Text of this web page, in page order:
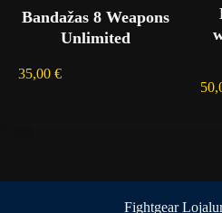
Bandažas 8 Weapons
Unlimited
35,00 €
Fightgear